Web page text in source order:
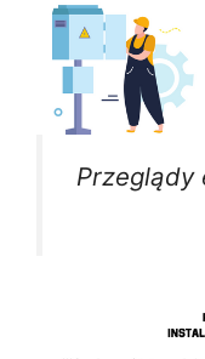
Przeglądy